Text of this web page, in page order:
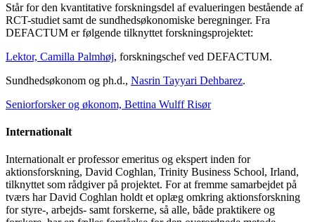
Står for den kvantitative forskningsdel af evalueringen bestående af
RCT-studiet samt de sundhedsøkonomiske beregninger. Fra
DEFACTUM er følgende tilknyttet forskningsprojektet:
Lektor, Camilla Palmhøj, forskningschef ved DEFACTUM.
Sundhedsøkonom og ph.d., Nasrin Tayyari Dehbarez.
Seniorforsker og økonom, Bettina Wulff Risør
Internationalt
Internationalt er professor emeritus og ekspert inden for
aktionsforskning, David Coghlan, Trinity Business School, Irland,
tilknyttet som rådgiver på projektet. For at fremme samarbejdet på
tværs har David Coghlan holdt et oplæg omkring aktionsforskning
for styre-, arbejds- samt forskerne, så alle, både praktikere og